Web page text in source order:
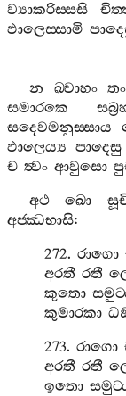
ව්‍යාකරිස‍්සසි
ඵාලෙස‍්සාමි
න ඛ‍්වාහං තං
සමාරකෙ
සදෙවමනුස‍්සාය
ඵාලෙය්‍ය පාදෙසු
ච ත්‍වං ආවුසො
අථ
ඛො
අජ‍්ඣභාසි:
272.රාගො
අරතී රතී
කුතො
කුමාරකා
273.රාගො
අරතී රතී
ඉතො